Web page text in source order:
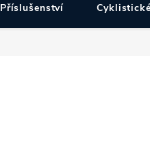
Příslušenství